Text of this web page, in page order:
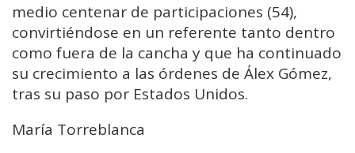
medio centenar de participaciones (54),
convirtiéndose en un referente tanto dentro
como fuera de la cancha y que ha continuado
su crecimiento a las órdenes de Álex Gómez,
tras su paso por Estados Unidos.
María Torreblanca